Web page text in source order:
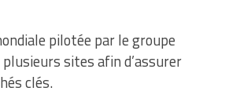
pilotée par le groupe
sites afin d’assurer
clés.